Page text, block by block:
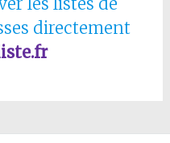
directement